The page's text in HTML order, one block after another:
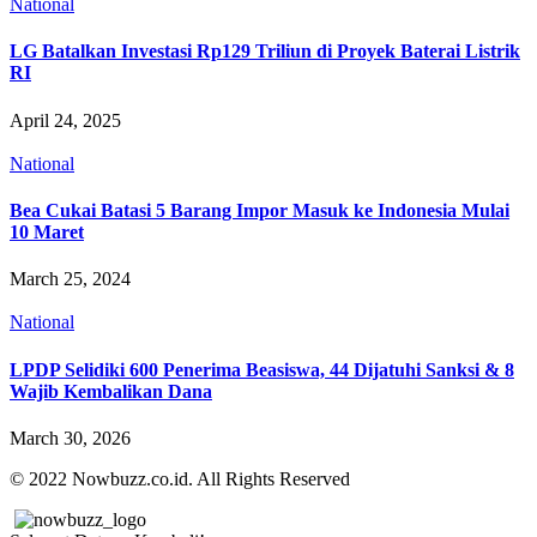
National
LG Batalkan Investasi Rp129 Triliun di Proyek Baterai Listrik
RI
April 24, 2025
National
Bea Cukai Batasi 5 Barang Impor Masuk ke Indonesia Mulai
10 Maret
March 25, 2024
National
LPDP Selidiki 600 Penerima Beasiswa, 44 Dijatuhi Sanksi & 8
Wajib Kembalikan Dana
March 30, 2026
© 2022 Nowbuzz.co.id. All Rights Reserved